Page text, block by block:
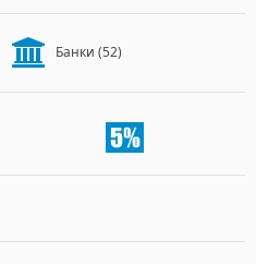
Банки (52)